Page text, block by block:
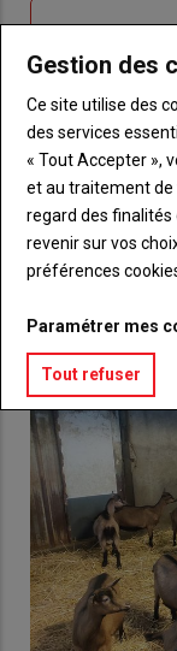
Sous-
TITRE
Body
compte
Gestion des
Ce site utilise des
des services
« Tout Accepter »,
et au traitement de
regard des
revenir sur vos
préférences
Paramétrer mes
Tout refuser